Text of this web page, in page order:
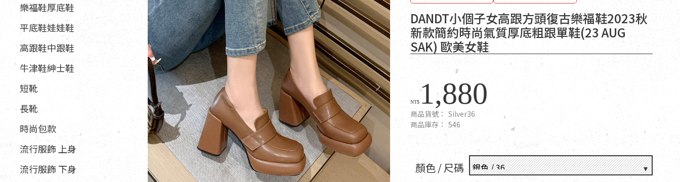
樂福鞋厚底鞋
平底鞋娃娃鞋
高跟鞋中跟鞋
牛津鞋紳士鞋
短靴
長靴
時尚包款
流行服飾 上身
流行服飾 下身
DANDT小個子女高跟方頭復古樂福鞋2023秋
新款簡約時尚氣質厚底粗跟單鞋(23 AUG
SAK) 歐美女鞋
NT$1,880
商品貨號： Silver36
商品庫存： 546
顏色 / 尺碼